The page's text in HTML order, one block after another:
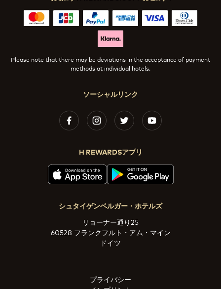
ソーシャルリンク
H REWARDSアプリ
Please note that there may be deviations in the acceptance of payment
methods at individual hotels.
シュタイゲンベルガー・ホテルズ
リョーナー通り25
60528 フランクフルト・アム・マイン
ドイツ
プライバシー